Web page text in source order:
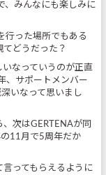
、みんなにも楽しみに
行った場所でもある
どうだった？
なっていうのが正直
、サポートメンバー
いなって思いまし
次はGERTENAが同
11月で5周年だか
ってもらえるように